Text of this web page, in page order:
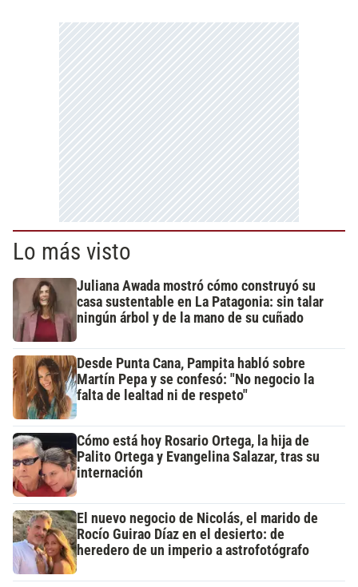
Lo más visto
Juliana Awada mostró cómo construyó su
casa sustentable en La Patagonia: sin talar
ningún árbol y de la mano de su cuñado
Desde Punta Cana, Pampita habló sobre
Martín Pepa y se confesó: "No negocio la
falta de lealtad ni de respeto"
Cómo está hoy Rosario Ortega, la hija de
Palito Ortega y Evangelina Salazar, tras su
internación
El nuevo negocio de Nicolás, el marido de
Rocío Guirao Díaz en el desierto: de
heredero de un imperio a astrofotógrafo